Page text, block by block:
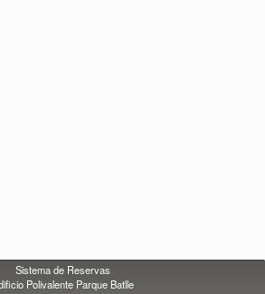
Sistema de Reservas
Polivalente Parque Batlle